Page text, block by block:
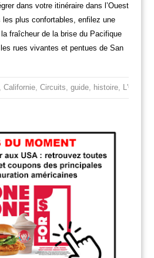
dans votre itinéraire dans l’Ouest
plus confortables, enfilez une
fraîcheur de la brise du Pacifique
rues vivantes et pentues de San
Californie, Circuits guide, histoire, L'Ouest